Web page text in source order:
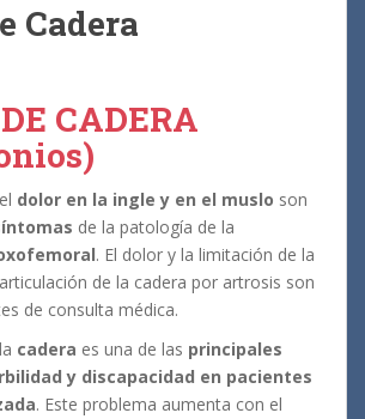
Cadera
CADERA
dolor en la ingle y en el muslo son
de la patología de la
. El dolor y la limitación de la
de la cadera por artrosis son
de consulta médica.
cadera es una de las principales
y discapacidad en pacientes
. Este problema aumenta con el